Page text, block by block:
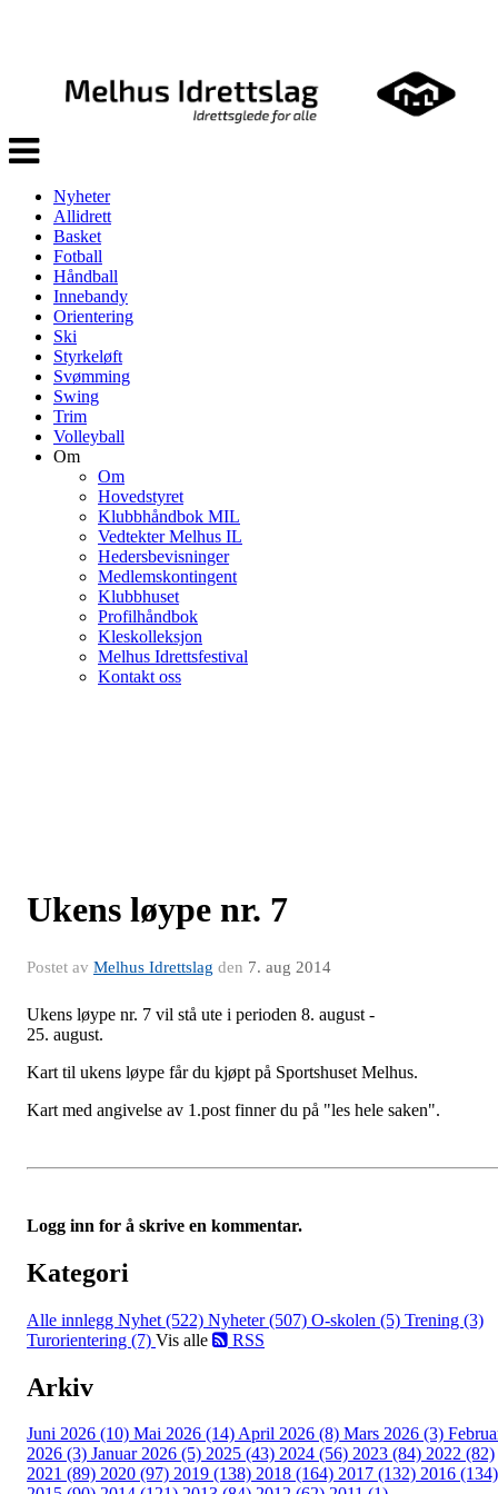
Veksle
navigasjon
Nyheter
Allidrett
Basket
Fotball
Håndball
Innebandy
Orientering
Ski
Styrkeløft
Svømming
Swing
Trim
Volleyball
Om
Om
Hovedstyret
Klubbhåndbok MIL
Vedtekter Melhus IL
Hedersbevisninger
Medlemskontingent
Klubbhuset
Profilhåndbok
Kleskolleksjon
Melhus Idrettsfestival
Kontakt oss
Ukens løype nr. 7
Postet av Melhus Idrettslag den 7. aug 2014
Ukens løype nr. 7 vil stå ute i perioden 8. august -
25. august.
Kart til ukens løype får du kjøpt på Sportshuset Melhus.
Kart med angivelse av 1.post finner du på "les hele saken".
Logg inn for å skrive en kommentar.
Kategori
Alle innlegg Nyhet (522) Nyheter (507) O-skolen (5) Trening (3)
Turorientering (7) Vis alle RSS
Arkiv
Juni 2026 (10) Mai 2026 (14)April 2026 (8) Mars 2026 (3)
2026 (3) Januar 2026 (5) 2025 (43) 2024 (56) 2023 (84) 2022 (82)
2021 (89) 2020 (97) 2019 (138) 2018 (164) 2017 (132) 2016 (134)